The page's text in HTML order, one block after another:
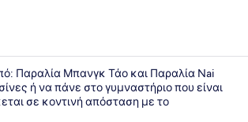
Executive
Παραλία Μπανγκ Τάο και Παραλία Nai
ή να πάνε στο γυμναστήριο που είναι
σε κοντινή απόσταση με το